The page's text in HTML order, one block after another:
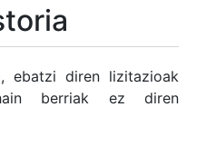
ebatzi diren lizitazioak
berriak ez diren